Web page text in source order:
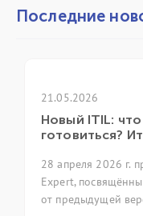
Последние
21.05.2026
Новый ITIL:
готовиться?
28 апреля 2026 г.
Expert,
от предыдущей